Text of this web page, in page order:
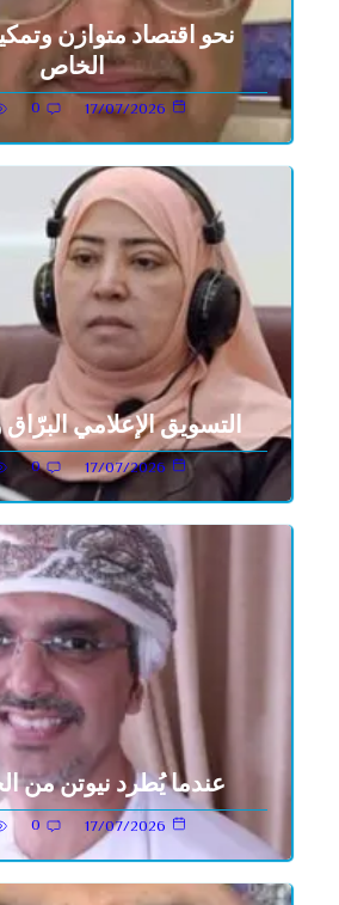
نحو اقتصاد متوازن
الخاص
17/07/2026
0
التسويق الإعلامي
17/07/2026
0
عندما يُطرد نيوتن من
17/07/2026
0